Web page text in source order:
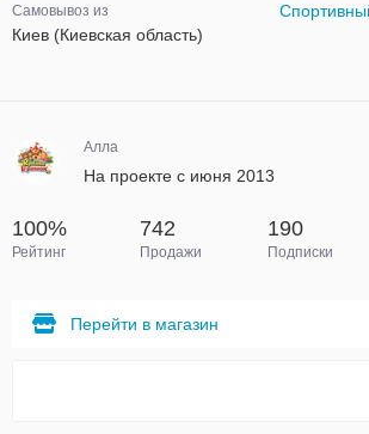
Самовывоз из
Киев (Киевская область)
Алла
На проекте с июня 2013
100%
Рейтинг
742
Продажи
190
Подписки
Перейти в магазин